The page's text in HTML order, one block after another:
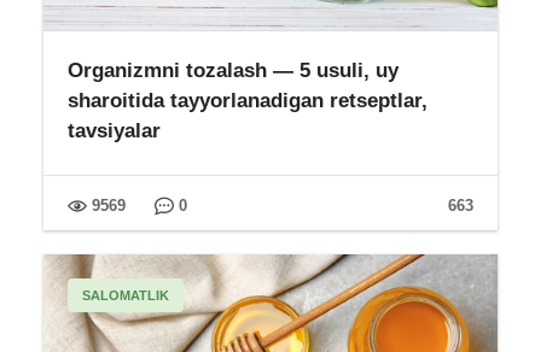
Organizmni tozalash — 5 usuli, uy
sharoitida tayyorlanadigan retseptlar,
tavsiyalar
663
9569 0
SALOMATLIK